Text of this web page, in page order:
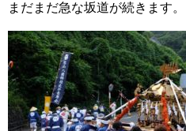
まだまだ急な坂道が続きます。